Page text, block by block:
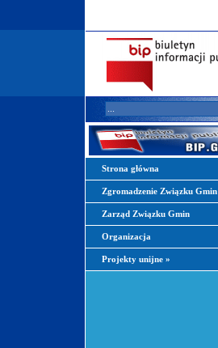
Strona główna
Zgromadzenie Związku Gmin
Zarząd Związku Gmin
Organizacja
Projekty unijne »